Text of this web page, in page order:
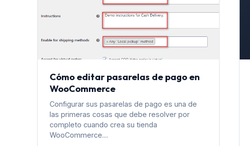
Cómo editar pasarelas de pago en
WooCommerce
Configurar sus pasarelas de pago es una de
las primeras cosas que debe resolver por
completo cuando crea su tienda
WooCommerce....